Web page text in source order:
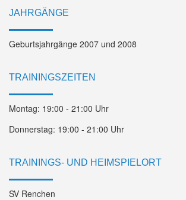
JAHRGÄNGE
Geburtsjahrgänge 2007 und 2008
TRAININGSZEITEN
Montag: 19:00 - 21:00 Uhr
Donnerstag: 19:00 - 21:00 Uhr
TRAININGS- UND HEIMSPIELORT
SV Renchen